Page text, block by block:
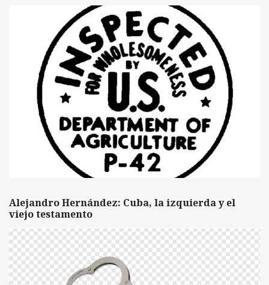
Alejandro Hernández: Cuba, la izquierda y el
viejo testamento